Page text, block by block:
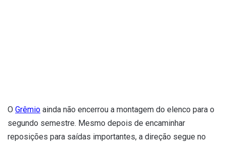
O Grêmio ainda não encerrou a montagem do elenco para o
segundo semestre. Mesmo depois de encaminhar
reposições para saídas importantes, a direção segue no